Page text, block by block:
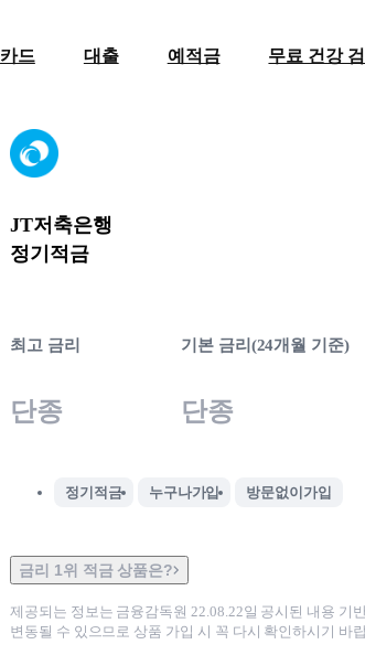
카드 대출 예적금 무료 건강
JT저축은행
정기적금
최고 금리
단종
기본 금리(24개월 기준)
단종
정기적금 누구나가입 방문없이가입
금리 1위 적금 상품은?
제공되는 정보는 금융감독원22.08.22일 공시된 내용 기
변동될 수 있으므로 상품 가입 시 꼭 다시 확인하시기 바